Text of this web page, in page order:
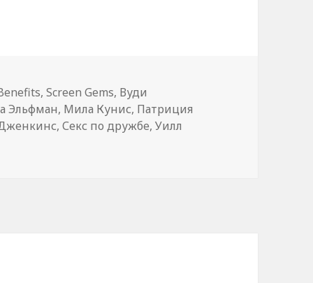
,Screen Gems, Вуди
Эльфман, Мила Кунис, Патриция
,Секс по дружбе,Уилл